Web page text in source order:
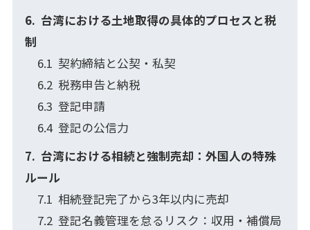
台湾における土地取得の具体的プロセスと税
制
契約締結と公契・私契
税務申告と納税
登記申請
登記の公信力
台湾における相続と強制売却：外国人の特殊
ルール
相続登記完了から3年以内に売却
登記名義管理を怠るリスク：収用・補償局